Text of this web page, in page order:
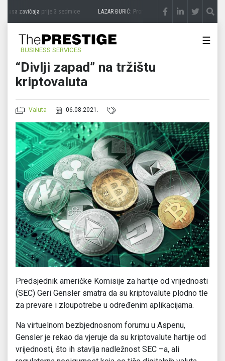
zavičajaprije 3 sedmice LAZAR ĐURIĆ: Promocija potencijal pretvara u
BUSINESS SERVICES
☰
“Divlji zapad” na tržištu
kriptovaluta
Valuta 06.08.2021.
Predsjednik američke Komisije za hartije od vrijednosti
(SEC) Geri Gensler smatra da su kriptovalute plodno tle
za prevare i zloupotrebe u određenim aplikacijama.
Na virtuelnom bezbjednosnom forumu u Aspenu,
Gensler je rekao da vjeruje da su kriptovalute hartije od
vrijednosti, što ih stavlja nadležnost SEC –a, ali